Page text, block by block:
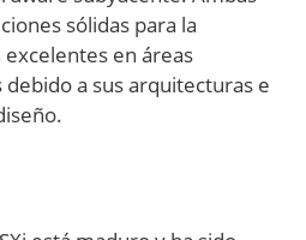
sólidas para la
en áreas
a sus arquitecturas e